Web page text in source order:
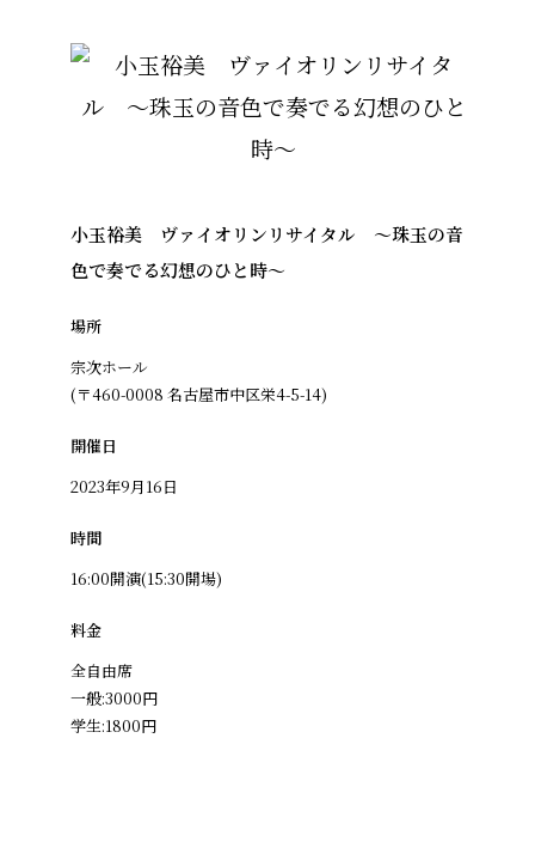
小玉裕美 ヴァイオリンリサイタル 〜珠玉の音
色で奏でる幻想のひと時〜
場所
宗次ホール
(〒460-0008 名古屋市中区栄4-5-14)
開催日
2023年9月16日
時間
16:00開演(15:30開場)
料金
全自由席
一般:3000円
学生:1800円